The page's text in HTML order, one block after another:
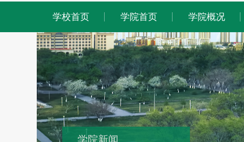
学校首页 学院首页 学院概况
学院新闻